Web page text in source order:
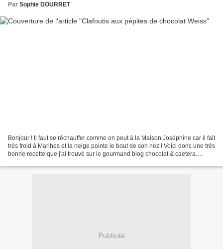
Par Sophie DOURRET
Bonjour ! Il faut se réchauffer comme on peut à la Maison Joséphine car il fait
très froid à Marlhes et la neige pointe le bout de son nez ! Voici donc une très
bonne recette que j'ai trouvé sur le gourmand blog chocolat & caetera.
Publicité